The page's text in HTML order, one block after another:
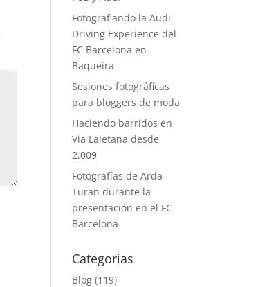
Fotografiando la Audi
Driving Experience del
FC Barcelona en
Baqueira
Sesiones fotográficas
para bloggers de moda
Haciendo barridos en
Via Laietana desde
2.009
Fotografías de Arda
Turan durante la
presentación en el FC
Barcelona
Categorias
Blog (119)